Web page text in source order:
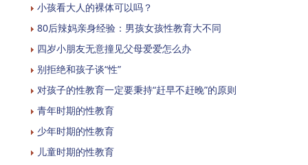
小孩看大人的裸体可以吗？
80后辣妈亲身经验：男孩女孩性教育大不同
四岁小朋友无意撞见父母爱爱怎么办
别拒绝和孩子谈“性”
对孩子的性教育一定要秉持“赶早不赶晚”的原则
青年时期的性教育
少年时期的性教育
儿童时期的性教育